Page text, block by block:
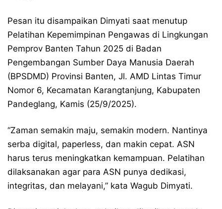
Pesan itu disampaikan Dimyati saat menutup
Pelatihan Kepemimpinan Pengawas di Lingkungan
Pemprov Banten Tahun 2025 di Badan
Pengembangan Sumber Daya Manusia Daerah
(BPSDMD) Provinsi Banten, Jl. AMD Lintas Timur
Nomor 6, Kecamatan Karangtanjung, Kabupaten
Pandeglang, Kamis (25/9/2025).
“Zaman semakin maju, semakin modern. Nantinya
serba digital, paperless, dan makin cepat. ASN
harus terus meningkatkan kemampuan. Pelatihan
dilaksanakan agar para ASN punya dedikasi,
integritas, dan melayani,” kata Wagub Dimyati.